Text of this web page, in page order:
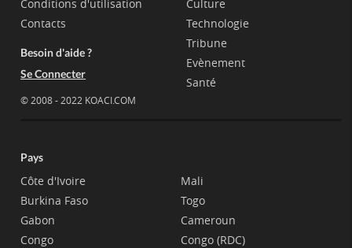
Conditions d'utilisation
Contacts
Besoin d'aide ?
Se Connecter
© 2008 - 2022 KOACI.COM
Culture
Technologie
Tribune
Evènement
Santé
Pays
Côte d'Ivoire
Burkina Faso
Gabon
Congo
Mali
Togo
Cameroun
Congo (RDC)